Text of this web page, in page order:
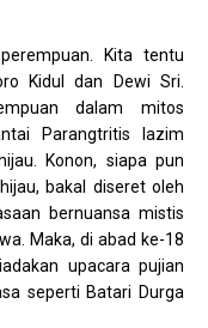
Kita tentu
Kidul dan Dewi Sri.
dalam mitos
Parangtritis lazim
Konon, siapa pun
bakal diseret oleh
bernuansa mistis
Maka, di abad ke-18
upacara pujian
seperti Batari Durga